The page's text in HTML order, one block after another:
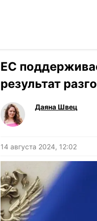
ЕС
результат
Даяна Швец
14 августа 2024, 12:02